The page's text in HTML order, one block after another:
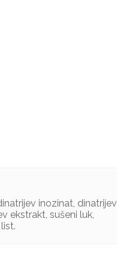
inozinat, dinatrijev
ekstrakt, sušeni luk,